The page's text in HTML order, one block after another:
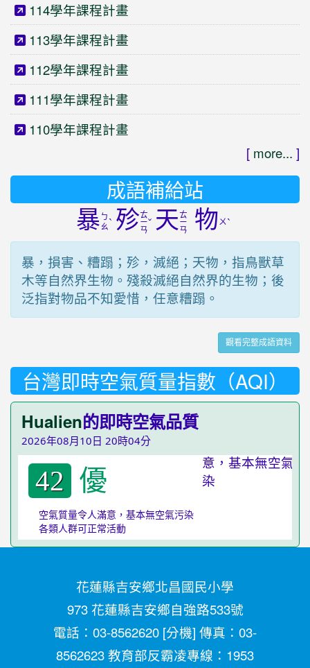
114學年課程計畫
113學年課程計畫
112學年課程計畫
111學年課程計畫
110學年課程計畫
[ more... ]
成語補給站
暴 ㄅ
ㄠˋ 殄ㄊ
ㄧ
ㄢ
ˇ 天ㄊ
ㄧ
ㄢ 物ㄨˋ
暴，損害、糟蹋；殄，滅絕；天物，指鳥獸草
木等自然界生物。殘殺滅絕自然界的生物；後
泛指對物品不知愛惜，任意糟蹋。
觀看完整成語資料
台灣即時空氣質量指數（AQI）
Hualien的即時空氣品質
2026年08月10日 20時04分
42 優
空氣質量令人滿意，基本無空氣污染
各類人群可正常活動
花蓮縣吉安鄉北昌國民小學
973 花蓮縣吉安鄉自強路533號
電話：03-8562620 [分機] 傳真：03-
8562623 教育部反霸凌專線：1953